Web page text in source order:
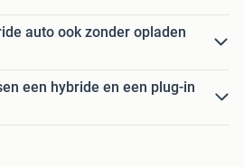
auto ook zonder opladen
een hybride en een plug-in